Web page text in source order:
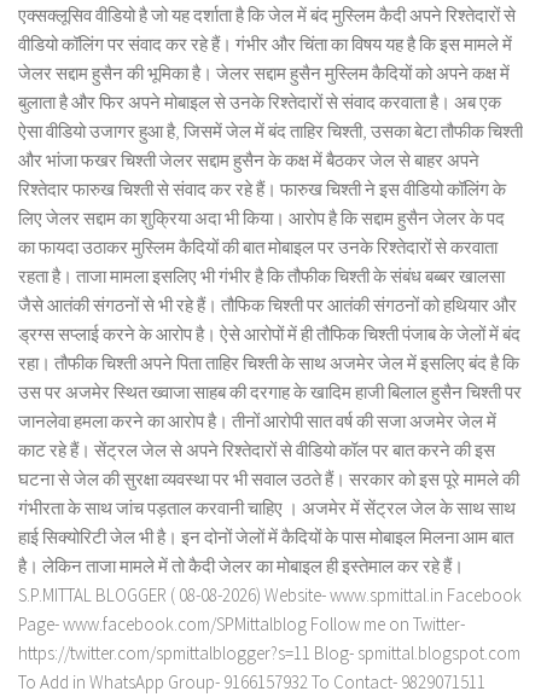
एक्सक्लूसिव वीडियो है जो यह दर्शाता है कि जेल में बंद मुस्लिम कैदी अपने रिश्तेदारों से
वीडियो कॉलिंग पर संवाद कर रहे हैं। गंभीर और चिंता का विषय यह है कि इस मामले में
जेलर सद्दाम हुसैन की भूमिका है। जेलर सद्दाम हुसैन मुस्लिम कैदियों को अपने कक्ष में
बुलाता है और फिर अपने मोबाइल से उनके रिश्तेदारों से संवाद करवाता है। अब एक
ऐसा वीडियो उजागर हुआ है, जिसमें जेल में बंद ताहिर चिश्ती, उसका बेटा तौफीक चिश्ती
और भांजा फखर चिश्ती जेलर सद्दाम हुसैन के कक्ष में बैठकर जेल से बाहर अपने
रिश्तेदार फारुख चिश्ती से संवाद कर रहे हैं। फारुख चिश्ती ने इस वीडियो कॉलिंग के
लिए जेलर सद्दाम का शुक्रिया अदा भी किया। आरोप है कि सद्दाम हुसैन जेलर के पद
का फायदा उठाकर मुस्लिम कैदियों की बात मोबाइल पर उनके रिश्तेदारों से करवाता
रहता है। ताजा मामला इसलिए भी गंभीर है कि तौफीक चिश्ती के संबंध बब्बर खालसा
जैसे आतंकी संगठनों से भी रहे हैं। तौफिक चिश्ती पर आतंकी संगठनों को हथियार और
ड्रग्स सप्लाई करने के आरोप है। ऐसे आरोपों में ही तौफिक चिश्ती पंजाब के जेलों में बंद
रहा। तौफीक चिश्ती अपने पिता ताहिर चिश्ती के साथ अजमेर जेल में इसलिए बंद है कि
उस पर अजमेर स्थित ख्वाजा साहब की दरगाह के खादिम हाजी बिलाल हुसैन चिश्ती पर
जानलेवा हमला करने का आरोप है। तीनों आरोपी सात वर्ष की सजा अजमेर जेल में
काट रहे हैं। सेंट्रल जेल से अपने रिश्तेदारों से वीडियो कॉल पर बात करने की इस
घटना से जेल की सुरक्षा व्यवस्था पर भी सवाल उठते हैं। सरकार को इस पूरे मामले की
गंभीरता के साथ जांच पड़ताल करवानी चाहिए । अजमेर में सेंट्रल जेल के साथ साथ
हाई सिक्योरिटी जेल भी है। इन दोनों जेलों में कैदियों के पास मोबाइल मिलना आम बात
है। लेकिन ताजा मामले में तो कैदी जेलर का मोबाइल ही इस्तेमाल कर रहे हैं।
S.P.MITTAL BLOGGER ( 08-08-2026) Website- www.spmittal.in Facebook
Page- www.facebook.com/SPMittalblog Follow me on Twitter-
https://twitter.com/spmittalblogger?s=11 Blog- spmittal.blogspot.com
To Add in WhatsApp Group- 9166157932 To Contact- 9829071511